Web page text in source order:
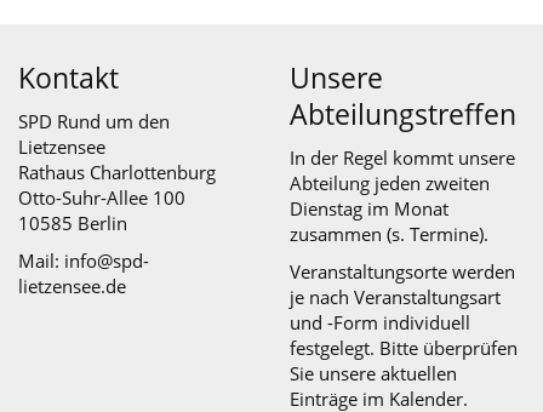
Kontakt
SPD Rund um den
Lietzensee
Rathaus Charlottenburg
Otto-Suhr-Allee 100
10585 Berlin
Mail: info@spd-
lietzensee.de
Unsere
Abteilungstreffen
In der Regel kommt unsere
Abteilung jeden zweiten
Dienstag im Monat
zusammen (s. Termine).
Veranstaltungsorte werden
je nach Veranstaltungsart
und -Form individuell
festgelegt. Bitte überprüfen
Sie unsere aktuellen
Einträge im Kalender.